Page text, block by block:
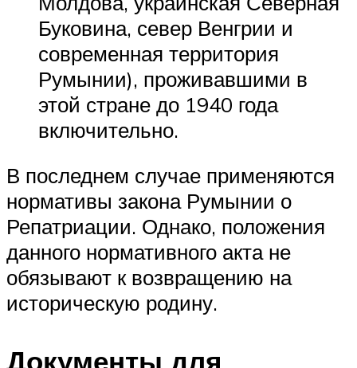
Буковина, север Венгрии и
современная территория
Румынии), проживавшими в
этой стране до 1940 года
включительно.
В последнем случае применяются
нормативы закона Румынии о
Репатриации. Однако, положения
данного нормативного акта не
обязывают к возвращению на
историческую родину.